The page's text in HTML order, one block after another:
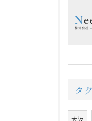
タグ
大阪